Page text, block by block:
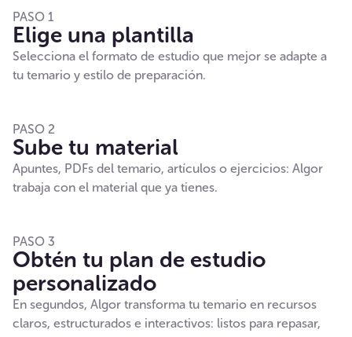
PASO 1
Elige una plantilla
Selecciona el formato de estudio que mejor se adapte a
tu temario y estilo de preparación.
PASO 2
Sube tu material
Apuntes, PDFs del temario, artículos o ejercicios: Algor
trabaja con el material que ya tienes.
PASO 3
Obtén tu plan de estudio
personalizado
En segundos, Algor transforma tu temario en recursos
claros, estructurados e interactivos: listos para repasar,